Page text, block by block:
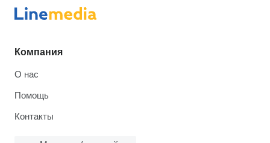
Компания
О нас
Помощь
Контакты